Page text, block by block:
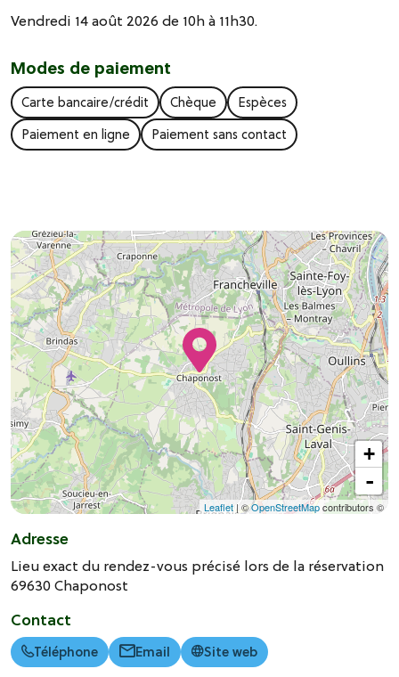
Vendredi 14 août 2026 de 10h à 11h30.
Modes de paiement
Carte bancaire/crédit Chèque
Espèces
Paiement en ligne
Paiement sans contact
+
-
Leaflet| ©OpenStreetMapcontributors ©
Adresse
Lieu exact du rendez-vous précisé lors de la réservation
69630Chaponost
Contact
Téléphone Email Site web